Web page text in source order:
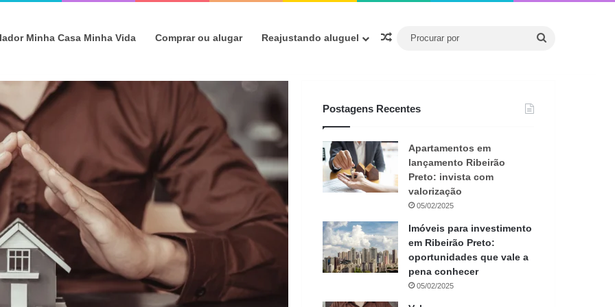
Minha Casa Minha Vida Comprar ou alugar Reajustando aluguel Artigo aleatório
Postagens Recentes
Apartamentos em
lançamento Ribeirão
Preto: invista com
valorização
05/02/2025
Imóveis para investimento
em Ribeirão Preto:
oportunidades que vale a
pena conhecer
05/02/2025